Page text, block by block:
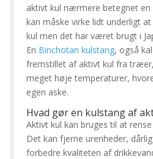
aktivt kul nærmere betegnet
kan måske virke lidt underligt
kul men det har været brugt i
En Binchotan kulstang, også
fremstillet af aktivt kul fra
meget høje temperaturer,
egen aske.
Hvad gør en kulstang af
Aktivt kul kan bruges til at
Det kan fjerne urenheder,
forbedre kvaliteten af